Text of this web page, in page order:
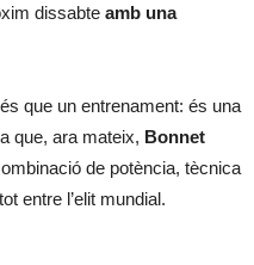
dissabte amb una
que un entrenament: és una
que, ara mateix, Bonnet
de potència, tècnica
entre l’elit mundial.